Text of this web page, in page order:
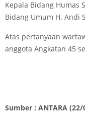
Kepala Bidang Humas
Bidang Umum H. Andi
Atas pertanyaan
anggota Angkatan 45
Sumber : ANTARA